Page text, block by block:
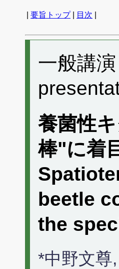
要旨トップ| 目次
一般講
養菌性
棒"に着
beetle
the
*中野文尊